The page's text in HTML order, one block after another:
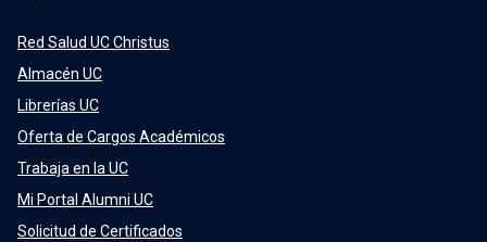
Red Salud UC Christus
Almacén UC
Librerías UC
Oferta de Cargos Académicos
Trabaja en la UC
Mi Portal Alumni UC
Solicitud de Certificados